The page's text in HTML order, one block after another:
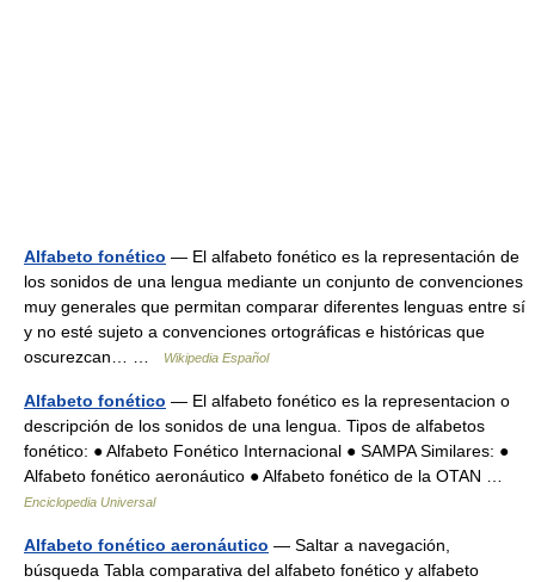
Alfabeto fonético — El alfabeto fonético es la representación de
los sonidos de una lengua mediante un conjunto de convenciones
muy generales que permitan comparar diferentes lenguas entre sí
y no esté sujeto a convenciones ortográficas e históricas que
oscurezcan… …
Wikipedia Español
Alfabeto fonético — El alfabeto fonético es la representacion o
descripción de los sonidos de una lengua. Tipos de alfabetos
fonético: ● Alfabeto Fonético Internacional ● SAMPA Similares: ●
Alfabeto fonético aeronáutico ● Alfabeto fonético de la OTAN …
Enciclopedia Universal
Alfabeto fonético aeronáutico — Saltar a navegación,
búsqueda Tabla comparativa del alfabeto fonético y alfabeto